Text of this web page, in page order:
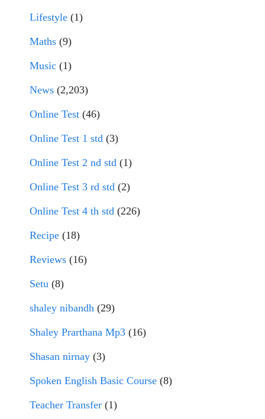
Lifestyle (1)
Maths (9)
Music (1)
News (2,203)
Online Test (46)
Online Test 1 std (3)
Online Test 2 nd std (1)
Online Test 3 rd std (2)
Online Test 4 th std (226)
Recipe (18)
Reviews (16)
Setu (8)
shaley nibandh (29)
Shaley Prarthana Mp3 (16)
Shasan nirnay (3)
Spoken English Basic Course (8)
Teacher Transfer (1)